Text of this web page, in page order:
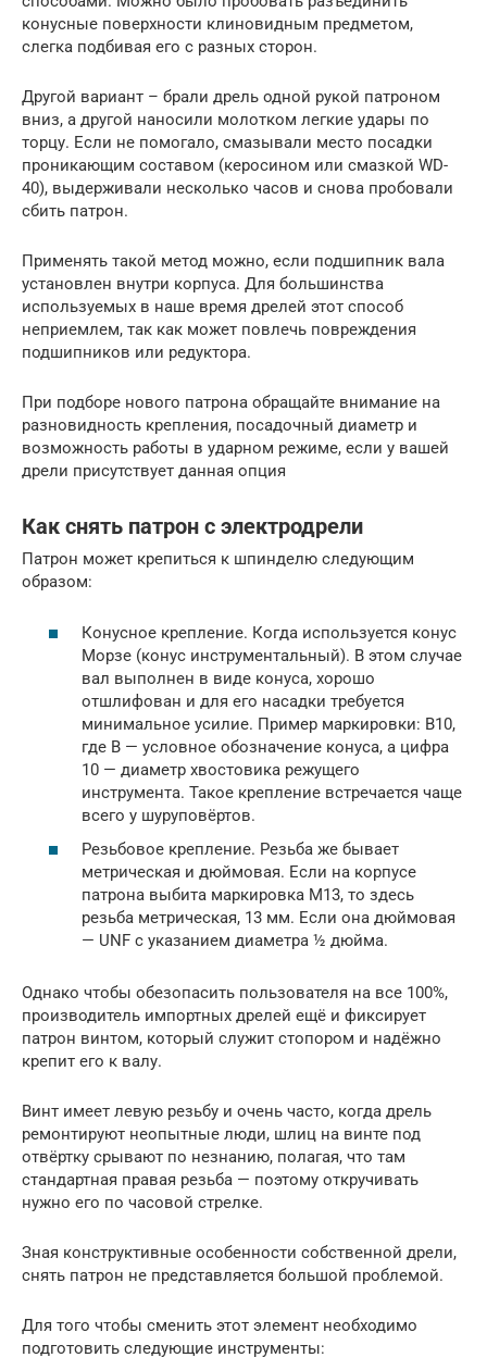
конусные поверхности клиновидным предметом,
слегка подбивая его с разных сторон.
Другой вариант – брали дрель одной рукой патроном
вниз, а другой наносили молотком легкие удары по
торцу. Если не помогало, смазывали место посадки
проникающим составом (керосином или смазкой WD-
40), выдерживали несколько часов и снова пробовали
сбить патрон.
Применять такой метод можно, если подшипник вала
установлен внутри корпуса. Для большинства
используемых в наше время дрелей этот способ
неприемлем, так как может повлечь повреждения
подшипников или редуктора.
При подборе нового патрона обращайте внимание на
разновидность крепления, посадочный диаметр и
возможность работы в ударном режиме, если у вашей
дрели присутствует данная опция
Как снять патрон с электродрели
Патрон может крепиться к шпинделю следующим
образом:
Конусное крепление. Когда используется конус
Морзе (конус инструментальный). В этом случае
вал выполнен в виде конуса, хорошо
отшлифован и для его насадки требуется
минимальное усилие. Пример маркировки: В10,
где В — условное обозначение конуса, а цифра
10 — диаметр хвостовика режущего
инструмента. Такое крепление встречается чаще
всего у шуруповёртов.
Резьбовое крепление. Резьба же бывает
метрическая и дюймовая. Если на корпусе
патрона выбита маркировка М13, то здесь
резьба метрическая, 13 мм. Если она дюймовая
— UNF с указанием диаметра ½ дюйма.
Однако чтобы обезопасить пользователя на все 100%,
производитель импортных дрелей ещё и фиксирует
патрон винтом, который служит стопором и надёжно
крепит его к валу.
Винт имеет левую резьбу и очень часто, когда дрель
ремонтируют неопытные люди, шлиц на винте под
отвёртку срывают по незнанию, полагая, что там
стандартная правая резьба — поэтому откручивать
нужно его по часовой стрелке.
Зная конструктивные особенности собственной дрели,
снять патрон не представляется большой проблемой.
Для того чтобы сменить этот элемент необходимо
подготовить следующие инструменты: